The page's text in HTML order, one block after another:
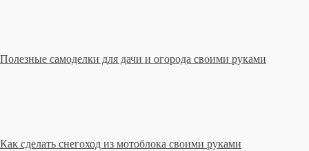
Полезные самоделки для дачи и огорода своими руками
Как сделать снегоход из мотоблока своими руками